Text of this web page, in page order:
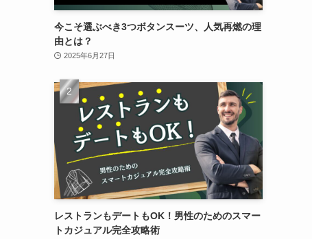
今こそ選ぶべき3つボタンスーツ、人気再燃の理
由とは？
2025年6月27日
レストランもデートもOK！男性のためのスマー
トカジュアル完全攻略術